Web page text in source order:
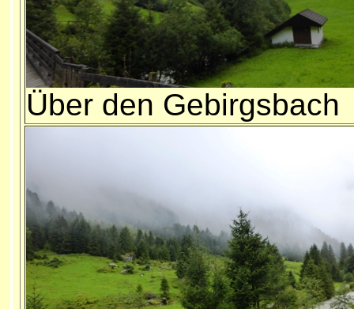
Über den Gebirgsbach